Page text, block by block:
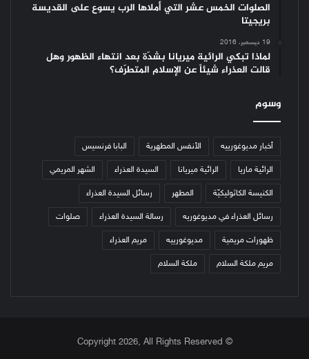
الصلوات الخمس عشر التي أملاها الرب يسوع على القديسة
بريجيتا
19 ديسمبر، 2016
لماذا تبكي الرائية ميريانا بشدّة بعد انتهاء الظهور وهل
قالت العذراء شيئاً عن الإسلام المتطرّف؟
وسوم
أخبار مديوغورييه الأنفس المطهرية البابا فرنسيس
الرائية ماريا الرائية ميريانا السيدة العذراء الشهر المريمي
الكنيسة الكاثوليكيّة المطهر رسائل السيدة العذراء
رسائل العذراء في مديوغوريه رسالة السيدة العذراء صلوات
ظهورات مريمية مديوغورييه مريم العذراء
مريم ملكة السلام ملكة السلام
© Copyright 2026, All Rights Reserved